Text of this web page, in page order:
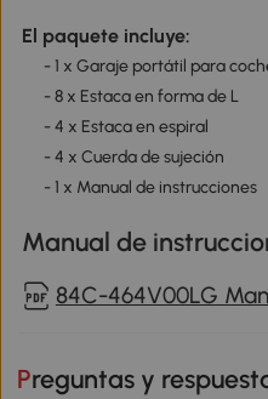
El paquete incluye:
- 1 x Garaje portátil para
- 8 x Estaca en forma de L
- 4 x Estaca en espiral
- 4 x Cuerda de sujeción
- 1 x Manual de instrucciones
Manual de
84C-464V00LG
Preguntas y